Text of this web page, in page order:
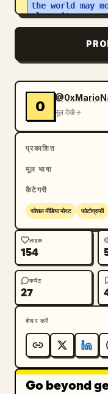
the world may
slows its pace.
last, i find a
some days are
to hopes, to
writing
free.
लिखावट प्राकृतिक,
दिखनी चाहिए, जिसमें
स्पष्ट UI टाइपोग्राफी
एक वास्तविक मोबाइल
0 मूल देखें
प्रकाशित
मूल भाषा
कैटेगरी
सोशल मीडिया पोस्ट फोटोग्राफी
लाइक
154
कमेंट
27
शेयर करें
Go beyond